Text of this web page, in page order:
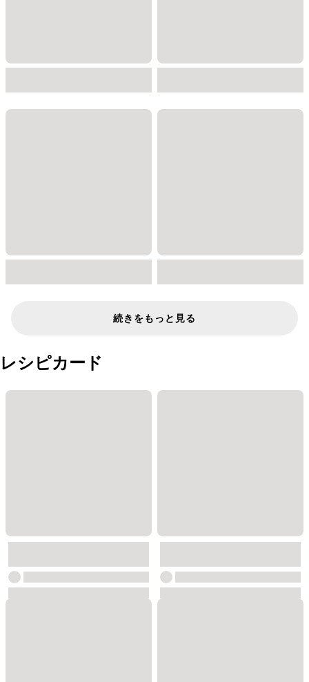
続きをもっと見る
レシピカード